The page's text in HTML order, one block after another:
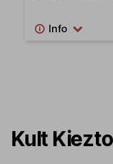
Kult